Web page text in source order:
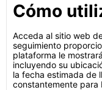
Cómo
Acceda al sitio web
seguimiento
plataforma le
incluyendo su
la fecha estimada de
constantemente para